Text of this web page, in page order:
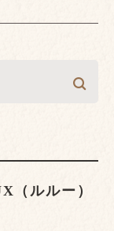
（ルルー）